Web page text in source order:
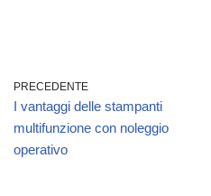
PRECEDENTE
I vantaggi delle stampanti
multifunzione con noleggio
operativo